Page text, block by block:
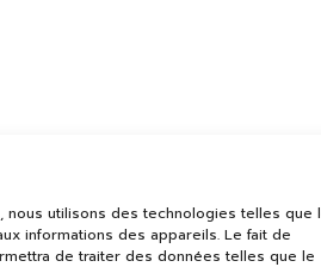
utilisons des technologies telles que
informations des appareils. Le fait de
de traiter des données telles que le